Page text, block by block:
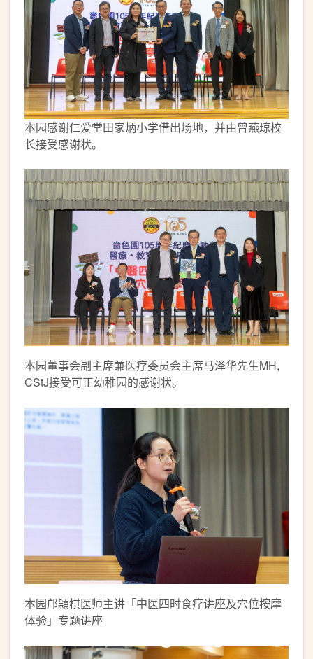
本园感谢仁爱堂田家炳小学借出场地，并由曾燕琼校
长接受感谢状。
本园董事会副主席兼医疗委员会主席马泽华先生MH,
CStJ接受可正幼稚园的感谢状。
本园邝頴棋医师主讲「中医四时食疗讲座及穴位按摩
体验」专题讲座